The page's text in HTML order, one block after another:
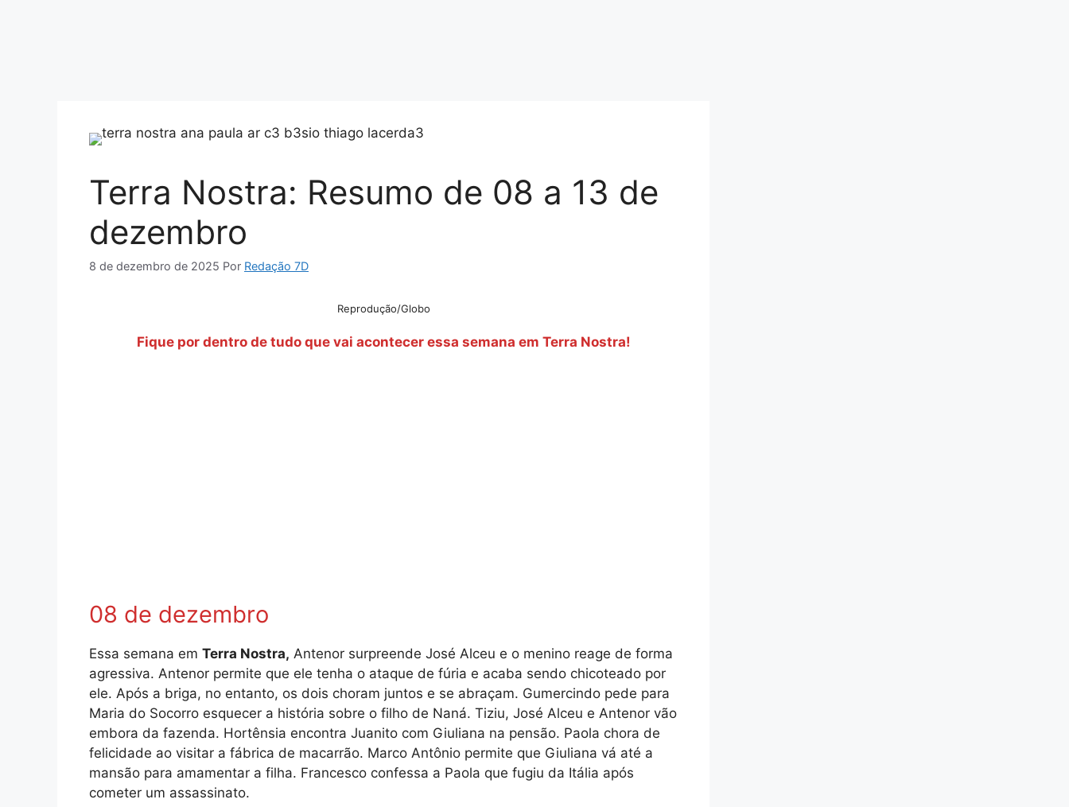
Terra Nostra: Resumo de 08 a 13 de
dezembro
8 de dezembro de 2025 Por Redação 7D
Reprodução/Globo
Fique por dentro de tudo que vai acontecer essa semana em Terra Nostra!
08 de dezembro
Essa semana em Terra Nostra, Antenor surpreende José Alceu e o menino reage de forma
agressiva. Antenor permite que ele tenha o ataque de fúria e acaba sendo chicoteado por
ele. Após a briga, no entanto, os dois choram juntos e se abraçam. Gumercindo pede para
Maria do Socorro esquecer a história sobre o filho de Naná. Tiziu, José Alceu e Antenor vão
embora da fazenda. Hortênsia encontra Juanito com Giuliana na pensão. Paola chora de
felicidade ao visitar a fábrica de macarrão. Marco Antônio permite que Giuliana vá até a
mansão para amamentar a filha. Francesco confessa a Paola que fugiu da Itália após
cometer um assassinato.